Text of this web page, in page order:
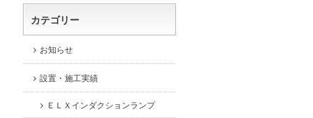
カテゴリー
お知らせ
設置・施工実績
ＥＬＸインダクションランプ